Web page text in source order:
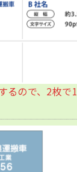
るので、2枚で